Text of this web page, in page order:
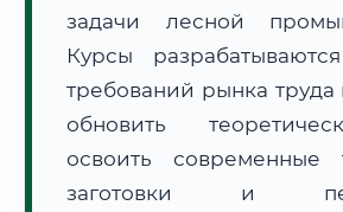
Расчет логистики оригиналов:
• Маршрут транзита:
~1 176 км
• Экспресс-доставка СДЭК / Почтой: 2–3
задачи лесной
Курсы
требований рынка
обновить
освоить современные
заготовки и